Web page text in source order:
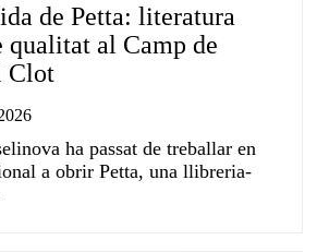
de Petta: literatura
al Camp de
Clot
ha passat de treballar en
a obrir Petta, una llibreria-